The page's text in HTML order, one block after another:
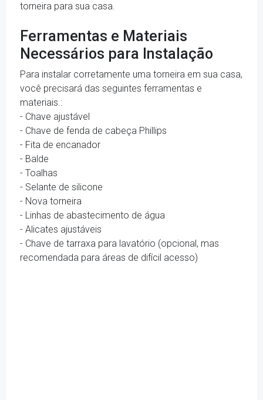
torneira para sua casa.
Ferramentas e Materiais
Necessários para Instalação
Para instalar corretamente uma torneira em sua casa,
você precisará das seguintes ferramentas e
materiais.:
- Chave ajustável
- Chave de fenda de cabeça Phillips
- Fita de encanador
- Balde
- Toalhas
- Selante de silicone
- Nova torneira
- Linhas de abastecimento de água
- Alicates ajustáveis
- Chave de tarraxa para lavatório (opcional, mas
recomendada para áreas de difícil acesso)